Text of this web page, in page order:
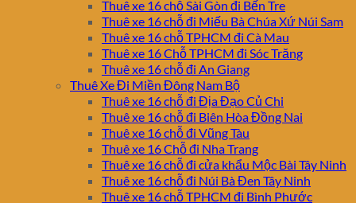
Thuê xe 16 chỗ Sài Gòn đi Bến Tre
Thuê xe 16 chỗ đi Miếu Bà Chúa Xứ Núi Sam
Thuê xe 16 chỗ TPHCM đi Cà Mau
Thuê xe 16 Chỗ TPHCM đi Sóc Trăng
Thuê xe 16 chỗ đi An Giang
Thuê Xe Đi Miền Đông Nam Bộ
Thuê xe 16 chỗ đi Địa Đạo Củ Chi
Thuê xe 16 chỗ đi Biên Hòa Đồng Nai
Thuê xe 16 chỗ đi Vũng Tàu
Thuê xe 16 Chỗ đi Nha Trang
Thuê xe 16 chỗ đi cửa khẩu Mộc Bài Tây Ninh
Thuê xe 16 chỗ đi Núi Bà Đen Tây Ninh
Thuê xe 16 chỗ TPHCM đi Bình Phước